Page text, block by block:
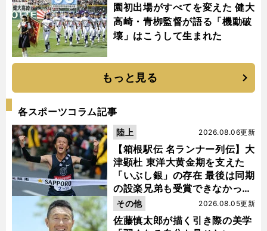
園初出場がすべてを変えた 健大
高崎・青栁監督が語る「機動破
壊」はこうして生まれた
もっと見る
各スポーツコラム記事
【箱根駅伝 名ランナー列伝】大
津顕杜 東洋大黄金期を支えた
「いぶし銀」の存在 最後は同期
の設楽兄弟も受賞できなかった
金栗杯に輝く
2026.08.06更新
陸上
佐藤慎太郎が描く引き際の美学
2026.08.05更新
その他